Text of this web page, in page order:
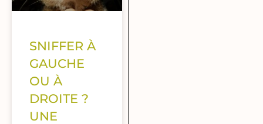
SNIFFER À
GAUCHE
OU À
DROITE ?
UNE